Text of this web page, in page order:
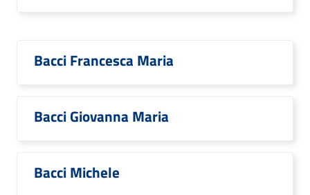
Bacci Francesca Maria
Bacci Giovanna Maria
Bacci Michele